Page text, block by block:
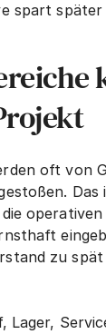
spart später
oft von
zu
Lager,